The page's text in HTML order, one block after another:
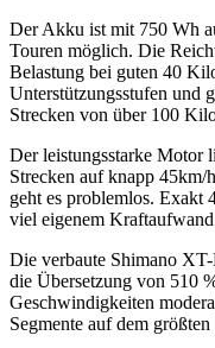
Der Akku ist mit 750 Wh
Touren möglich. Die
Belastung bei guten 40
Unterstützungsstufen und
Strecken von über 100
Der leistungsstarke Motor
Strecken auf knapp 45km/
geht es problemlos. Exakt
viel eigenem
Die verbaute Shimano
die Übersetzung von 510
Geschwindigkeiten
Segmente auf dem